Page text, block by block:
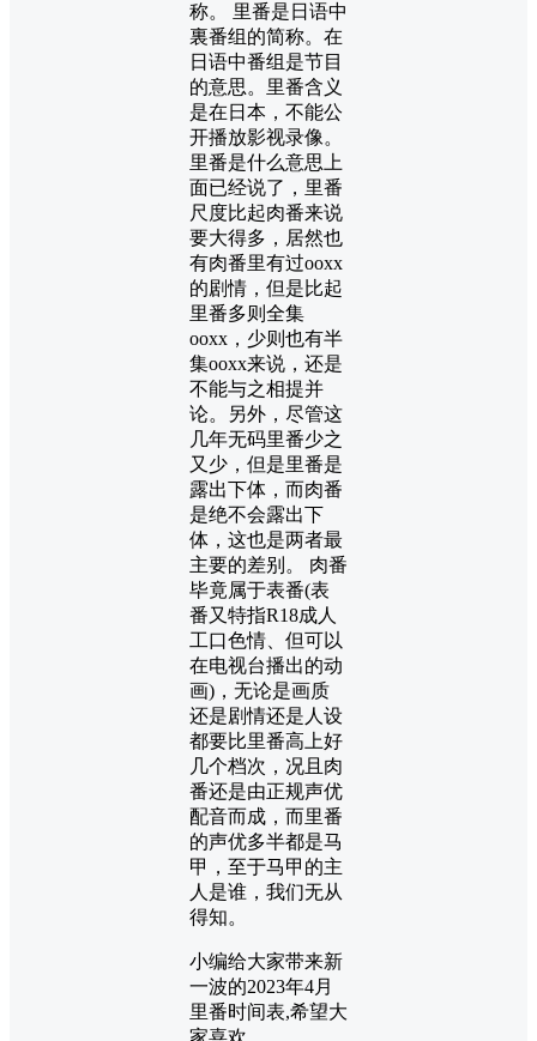
称。 里番是日语中
裏番组的简称。在
日语中番组是节目
的意思。里番含义
是在日本，不能公
开播放影视录像。
里番是什么意思上
面已经说了，里番
尺度比起肉番来说
要大得多，居然也
有肉番里有过ooxx
的剧情，但是比起
里番多则全集
ooxx，少则也有半
集ooxx来说，还是
不能与之相提并
论。另外，尽管这
几年无码里番少之
又少，但是里番是
露出下体，而肉番
是绝不会露出下
体，这也是两者最
主要的差别。 肉番
毕竟属于表番(表
番又特指R18成人
工口色情、但可以
在电视台播出的动
画)，无论是画质
还是剧情还是人设
都要比里番高上好
几个档次，况且肉
番还是由正规声优
配音而成，而里番
的声优多半都是马
甲，至于马甲的主
人是谁，我们无从
得知。
小编给大家带来新
一波的2023年4月
里番时间表,希望大